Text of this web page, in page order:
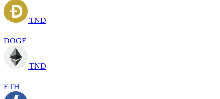
TND
DOGE
TND
ETH